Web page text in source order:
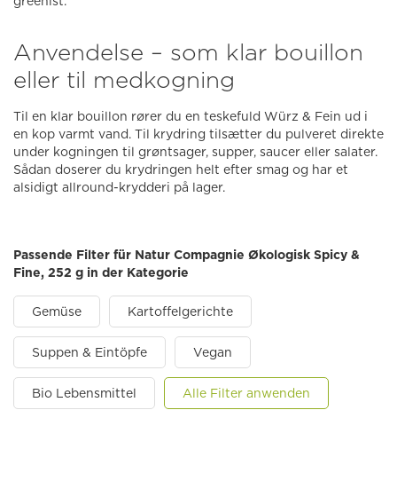
Anvendelse – som klar bouillon
eller til medkogning
Til en klar bouillon rører du en teskefuld Würz & Fein ud i
en kop varmt vand. Til krydring tilsætter du pulveret direkte
under kogningen til grøntsager, supper, saucer eller salater.
Sådan doserer du krydringen helt efter smag og har et
alsidigt allround-krydderi på lager.
Passende Filter für Natur Compagnie Økologisk Spicy &
Fine, 252 g in der Kategorie
Gemüse Kartoffelgerichte
Suppen & Eintöpfe Vegan
Bio Lebensmittel Alle Filter anwenden